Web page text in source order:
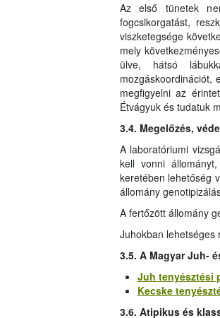
Az első tünetek
fogcsikorgatást,
viszketegsége
mely
ülve, hátsó
mozgáskoordinációt,
megfigyelni az
Étvágyuk és tudatuk
3.4. Megelőzés,
A laboratóriumi
kell vonni
keretében lehetőség
állomány
A fertőzött állomány
Juhokban lehetséges
3.5. A Magyar Juh-
Juh tenyésztési
Kecske
3.6. Atipikus és